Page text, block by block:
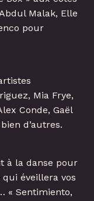
Malak, Elle
pour
Mia Frye,
Conde, Gaël
d’autres.
à la danse pour
éveillera vos
« Sentimiento,